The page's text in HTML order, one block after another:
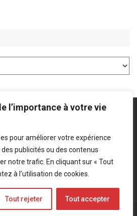
l’importance à votre vie
pour améliorer votre expérience
publicités ou des contenus
notre trafic. En cliquant sur « Tout
à l’utilisation de cookies.
Tout rejeter Tout accepter
de confidentialité
Operations Blog - 2022